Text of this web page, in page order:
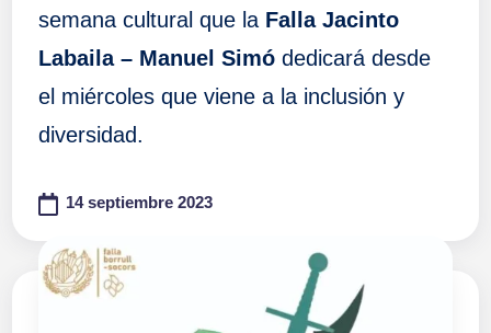
semana cultural que la Falla Jacinto
Labaila – Manuel Simódedicará desde
el miércoles que viene a la inclusión y
diversidad.
14 septiembre 2023